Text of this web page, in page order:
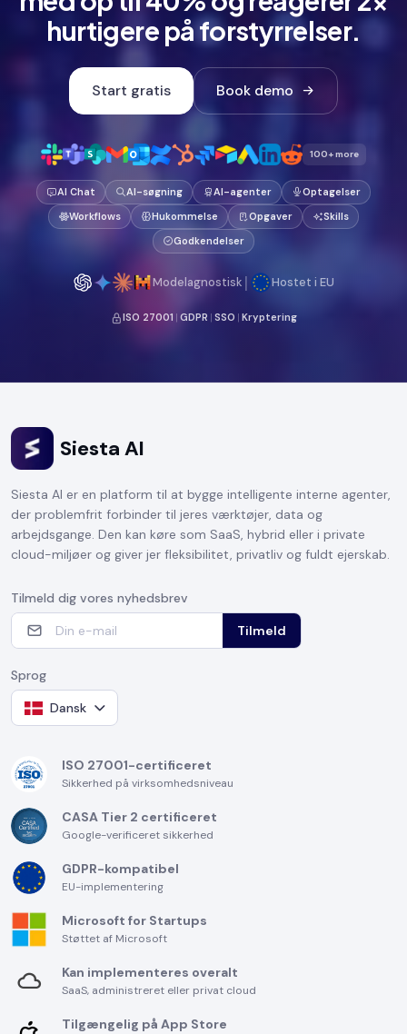
hurtigere på forstyrrelser.
Start gratis Book demo
100+ more
AI Chat AI-søgning AI-agenter
Optagelser
Workflows
Hukommelse Opgaver
Skills
Godkendelser
Modelagnostisk | Hostet i EU
ISO 27001 | GDPR | SSO | Kryptering
Siesta AI
Siesta AI er en platform til at bygge intelligente interne agenter,
der problemfrit forbinder til jeres værktøjer, data og
arbejdsgange. Den kan køre som SaaS, hybrid eller i private
cloud-miljøer og giver jer fleksibilitet, privatliv og fuldt ejerskab.
Tilmeld dig vores nyhedsbrev
Tilmeld
Sprog
Dansk
ISO 27001-certificeret
Sikkerhed på virksomhedsniveau
CASA Tier 2 certificeret
Google-verificeret sikkerhed
GDPR-kompatibel
EU-implementering
Microsoft for Startups
Støttet af Microsoft
Kan implementeres overalt
SaaS, administreret eller privat cloud
Tilgængelig på App Store